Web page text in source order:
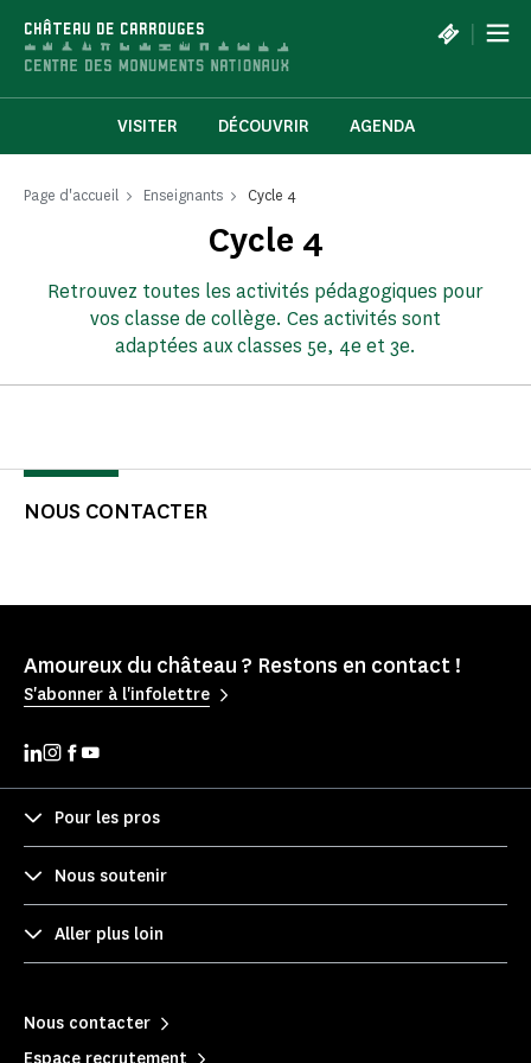
CHÂTEAU DE CARROUGES |
VISITER DÉCOUVRIR AGENDA
Page d'accueil Enseignants Cycle 4
Cycle 4
Retrouvez toutes les activités pédagogiques pour
vos classe de collège. Ces activités sont
adaptées aux classes 5e, 4e et 3e.
NOUS CONTACTER
Amoureux du château ? Restons en contact !
S'abonner à l'infolettre
Pour les pros
Nous soutenir
Aller plus loin
Nous contacter
Espace recrutement